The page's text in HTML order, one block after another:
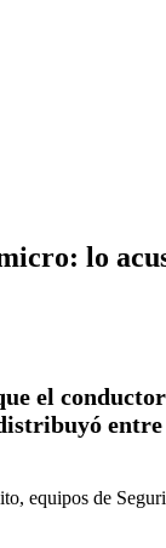
lo
el
equipos de